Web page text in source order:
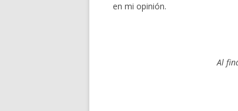
en mi opinión.
Al